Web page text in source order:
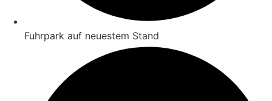
Fuhrpark auf neuestem Stand